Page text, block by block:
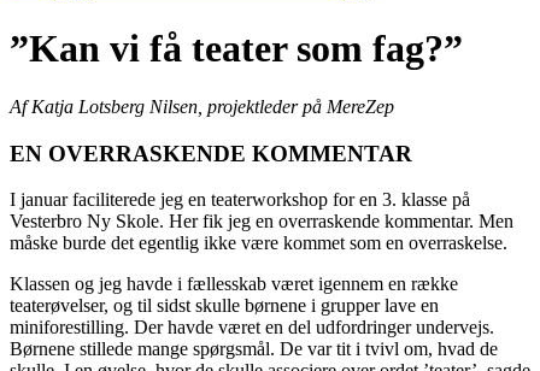
”Kan vi få teater som fag?”
Af Katja Lotsberg Nilsen, projektleder på MereZep
EN OVERRASKENDE KOMMENTAR
I januar faciliterede jeg en teaterworkshop for en 3. klasse på
Vesterbro Ny Skole. Her fik jeg en overraskende kommentar. Men
måske burde det egentlig ikke være kommet som en overraskelse.
Klassen og jeg havde i fællesskab været igennem en række
teaterøvelser, og til sidst skulle børnene i grupper lave en
miniforestilling. Der havde været en del udfordringer undervejs.
Børnene stillede mange spørgsmål. De var tit i tvivl om, hvad de